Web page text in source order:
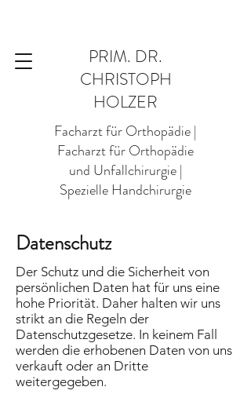
PRIM. DR.
CHRISTOPH
HOLZER
Facharzt für Orthopädie |
Facharzt für Orthopädie
und Unfallchirurgie |
Spezielle Handchirurgie
Datenschutz
Der Schutz und die Sicherheit von
persönlichen Daten hat für uns eine
hohe Priorität. Daher halten wir uns
strikt an die Regeln der
Datenschutzgesetze. In keinem Fall
werden die erhobenen Daten von uns
verkauft oder an Dritte
weitergegeben.